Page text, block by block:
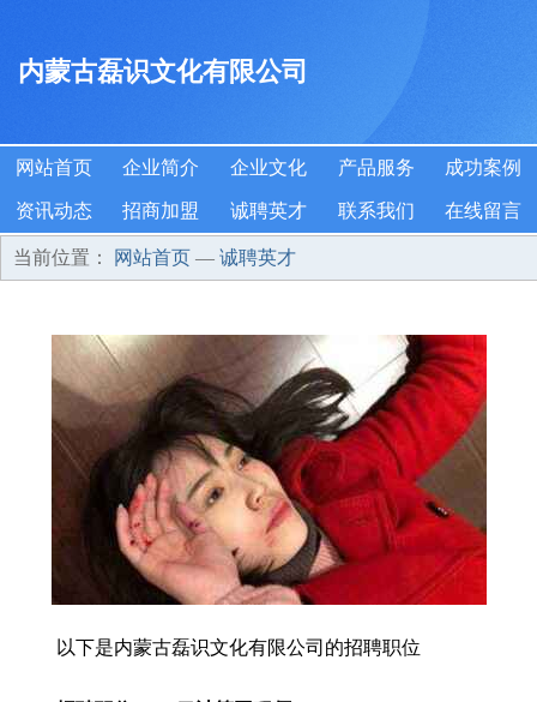
内蒙古磊识文化有限公司
网站首页 企业简介 企业文化 产品服务 成功案例
资讯动态 招商加盟 诚聘英才 联系我们 在线留言
当前位置： 网站首页 — 诚聘英才
以下是内蒙古磊识文化有限公司的招聘职位